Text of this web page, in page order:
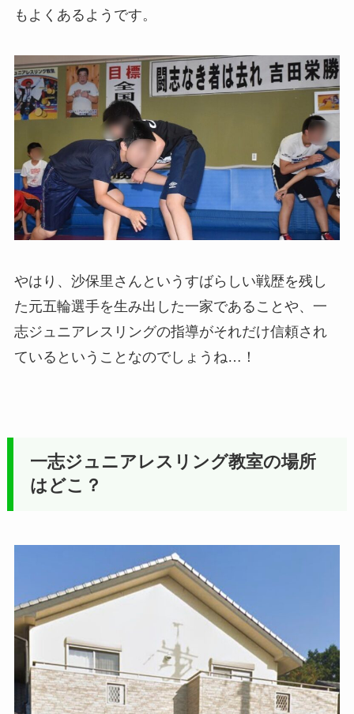
もよくあるようです。
やはり、沙保里さんというすばらしい戦歴を残し
た元五輪選手を生み出した一家であることや、一
志ジュニアレスリングの指導がそれだけ信頼され
ているということなのでしょうね…！
一志ジュニアレスリング教室の場所
はどこ？